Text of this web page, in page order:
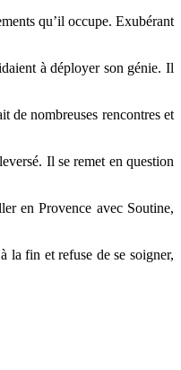
qu’il occupe. Exubérant
à déployer son génie. Il
de nombreuses rencontres et
Il se remet en question
en Provence avec Soutine,
la fin et refuse de se soigner,